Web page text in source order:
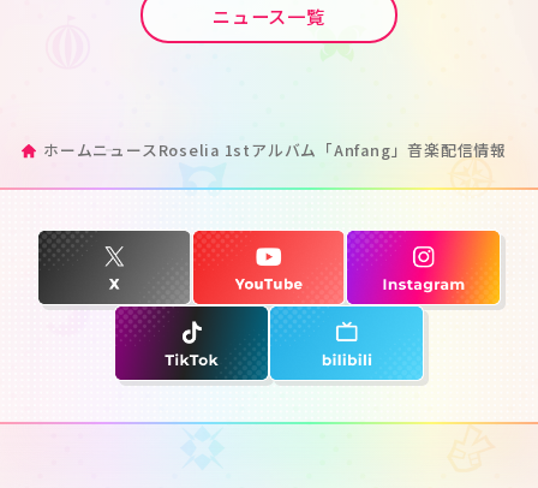
ニュース一覧
ホームニュースRoselia 1stアルバム「Anfang」音楽配信情報